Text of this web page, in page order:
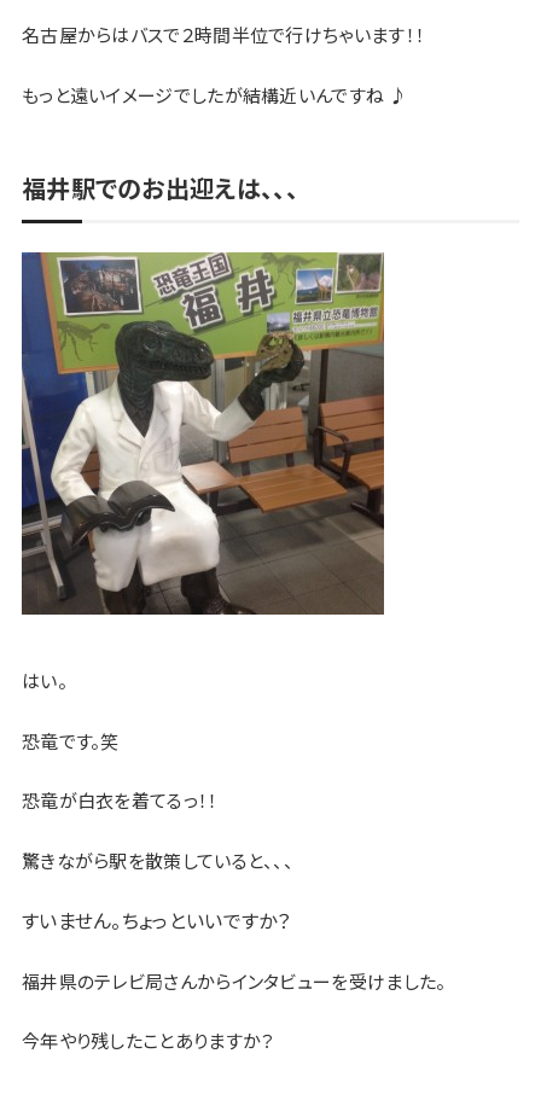
名古屋からはバスで２時間半位で行けちゃいます！！
もっと遠いイメージでしたが結構近いんですね ♪
福井駅でのお出迎えは、、、
はい。
恐竜です。笑
恐竜が白衣を着てるっ！！
驚きながら駅を散策していると、、、
すいません。ちょっといいですか？
福井県のテレビ局さんからインタビューを受けました。
今年やり残したことありますか？